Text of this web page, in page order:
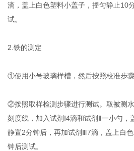
滴，盖上白色塑料小盖子，摇匀静止10
试。
2.铁的测定
①使用小号玻璃样槽，然后按照校准步骤
②按照取样检测步骤进行测试。取被测
刻度线，加入试剂Ⅰ4滴和试剂Ⅱ一小勺，
静置2分钟后，再加试剂Ⅲ7滴，盖上白
钟后测试。